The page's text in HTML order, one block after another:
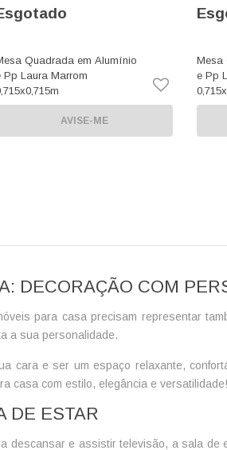
Quadrada em Alumínio
Pp Laura Marrom
AVISE-ME
Mesa
e Pp
DECORAÇÃO COM
para casa precisam representar
a sua personalidade.
cara e ser um espaço relaxante,
casa com estilo, elegância e versatilidade!
DE ESTAR
descansar e assistir televisão, a sala